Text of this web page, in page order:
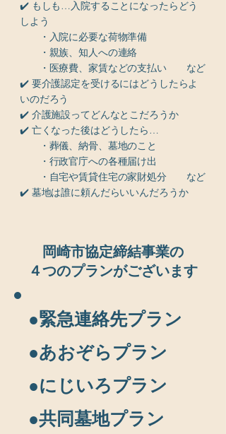
​✔️ もしも…入院することになったらどう
しよう
・入院に必要な荷物準備
・親族、知人への連絡
・医療費、家賃などの支払い など
✔️ 要介護認定を受けるにはどうしたらよ
いのだろう
✔️ 介護施設ってどんなとこだろうか
✔️ 亡くなった後はどうしたら…
・葬儀、納骨、墓地のこと
・行政官庁への各種届け出
・自宅や賃貸住宅の家財処分 など
​✔️ 墓地は誰に頼んだらいいんだろうか
岡崎市協定締結事業の
​４つのプランがございます
●緊急連絡先プラン
●あおぞらプラン
●にじいろプラン
​●共同墓地プラン